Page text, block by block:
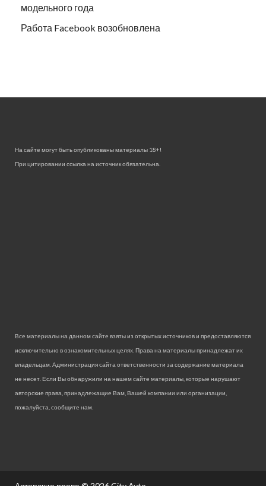
модельного года
Работа Facebook возобновлена
На сайте могут быть опубликованы материалы 18+!
При цитировании ссылка на источник обязательна.
Все материалы на данном сайте взяты из открытых источников и предоставляются
исключительно в ознакомительных целях. Права на материалы принадлежат их
владельцам. Администрация сайта ответственности за содержание материала
не несет. Если Вы обнаружили на нашем сайте материалы, которые нарушают
авторские права, принадлежащие Вам, Вашей компании или организации,
пожалуйста, сообщите нам.